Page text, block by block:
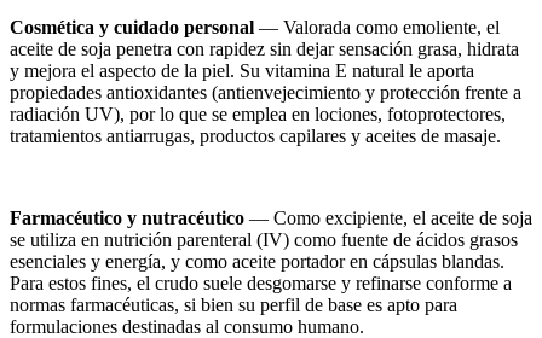
Cosmética y cuidado personal — Valorada como emoliente, el
aceite de soja penetra con rapidez sin dejar sensación grasa, hidrata
y mejora el aspecto de la piel. Su vitamina E natural le aporta
propiedades antioxidantes (antienvejecimiento y protección frente a
radiación UV), por lo que se emplea en lociones, fotoprotectores,
tratamientos antiarrugas, productos capilares y aceites de masaje.
Farmacéutico y nutracéutico — Como excipiente, el aceite de soja
se utiliza en nutrición parenteral (IV) como fuente de ácidos grasos
esenciales y energía, y como aceite portador en cápsulas blandas.
Para estos fines, el crudo suele desgomarse y refinarse conforme a
normas farmacéuticas, si bien su perfil de base es apto para
formulaciones destinadas al consumo humano.